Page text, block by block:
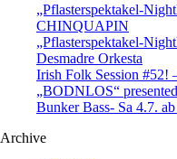
„Pflasterspektakel-
CHINQUAPIN
„Pflasterspektakel-
Desmadre Orkesta
Irish Folk Session #52!
„BODNLOS“
Bunker Bass- Sa 4.7.
Archive